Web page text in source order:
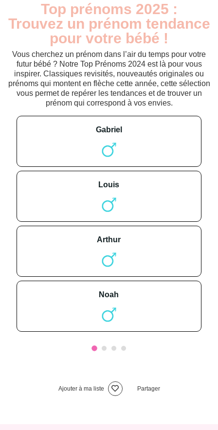
Top prénoms 2025 :
Trouvez un prénom tendance
pour votre bébé !
Vous cherchez un prénom dans l’air du temps pour votre
futur bébé ? Notre Top Prénoms 2024 est là pour vous
inspirer. Classiques revisités, nouveautés originales ou
prénoms qui montent en flèche cette année, cette sélection
vous permet de repérer les tendances et de trouver un
prénom qui correspond à vos envies.
gabriel
louis
arthur
noah
Ajouter à ma liste Partager